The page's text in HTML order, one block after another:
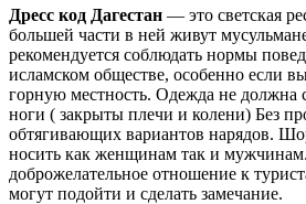
Дресс код Дагестан — это светская
большей части в ней живут
рекомендуется соблюдать нормы
исламском обществе, особенно если
горную местность. Одежда не должна
ноги ( закрыты плечи и колени) Без
обтягивающих вариантов нарядов.
носить как женщинам так и
доброжелательное отношение к
могут подойти и сделать замечание.